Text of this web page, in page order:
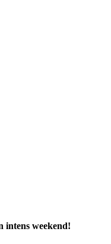
intens weekend!